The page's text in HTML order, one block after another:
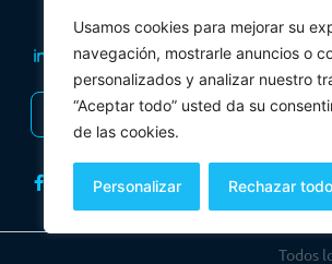
Usamos cookies para mejorar su
navegación, mostrarle anuncios o
personalizados y analizar nuestro
“Aceptar todo” usted da su
de las cookies.
Personalizar Rechazar todo
INSCRIBIRSE AL BOLETÍN
Todos